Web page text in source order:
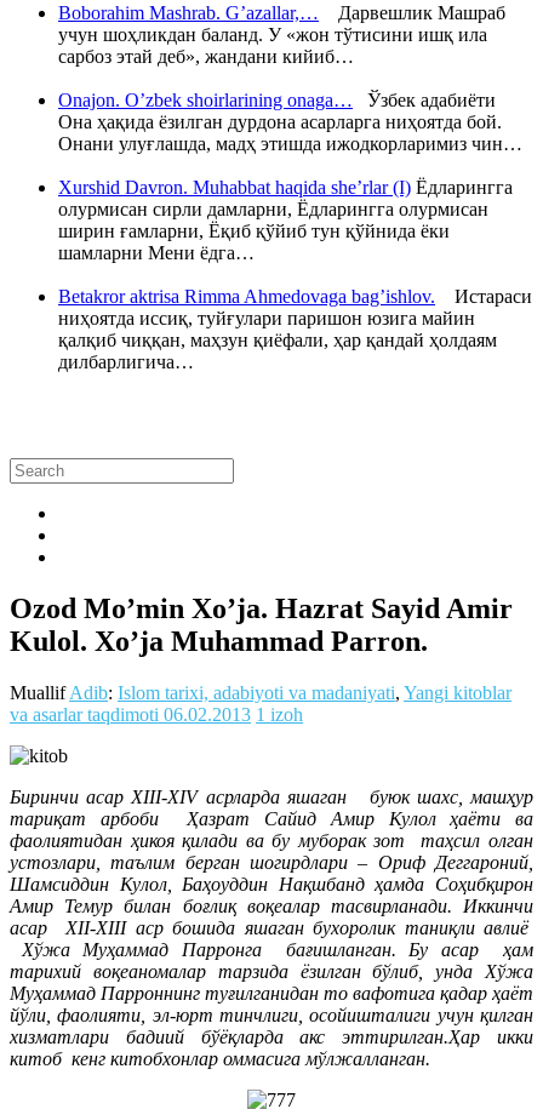
Boborahim Mashrab. G’azallar,… Дарвешлик Машраб
учун шоҳликдан баланд. У «жон тўтисини ишқ ила
сарбоз этай деб», жандани кийиб…
Onajon. O’zbek shoirlarining onaga… Ўзбек адабиёти
Она ҳақида ёзилган дурдона асарларга ниҳоятда бой.
Онани улуғлашда, мадҳ этишда ижодкорларимиз чин…
Xurshid Davron. Muhabbat haqida she’rlar (I) Ёдларингга
олурмисан сирли дамларни, Ёдларингга олурмисан
ширин ғамларни, Ёқиб қўйиб тун қўйнида ёки
шамларни Мени ёдга…
Betakror aktrisa Rimma Ahmedovaga bag’ishlov. Истараси
ниҳоятда иссиқ, туйғулари паришон юзига майин
қалқиб чиққан, маҳзун қиёфали, ҳар қандай ҳолдаям
дилбарлигича…
Ozod Mo’min Xo’ja. Hazrat Sayid Amir
Kulol. Xo’ja Muhammad Parron.
MuallifAdib: Islom tarixi, adabiyoti va madaniyati, Yangi kitoblar
va asarlar taqdimoti 06.02.2013 1 izoh
Биринчи асар XIII-XIV асрларда яшаган буюк шахс, машҳур
тариқат арбоби Ҳазрат Сайид Амир Кулол ҳаёти ва
фаолиятидан ҳикоя қилади ва бу муборак зот таҳсил олган
устозлари, таълим берган шогирдлари – Ориф Деггароний,
Шамсиддин Кулол, Баҳоуддин Нақшбанд ҳамда Соҳибқирон
Амир Темур билан боғлиқ воқеалар тасвирланади. Иккинчи
асар XII-XIII аср бошида яшаган бухоролик таниқли авлиё
Хўжа Муҳаммад Парронга бағишланган. Бу асар ҳам
тарихий воқеаномалар тарзида ёзилган бўлиб, унда Хўжа
Муҳаммад Парроннинг туғилганидан то вафотига қадар ҳаёт
йўли, фаолияти, эл-юрт тинчлиги, осойишталиги учун қилган
хизматлари бадиий бўёқларда акс эттирилган.Ҳар икки
китоб кенг китобхонлар оммасига мўлжалланган.